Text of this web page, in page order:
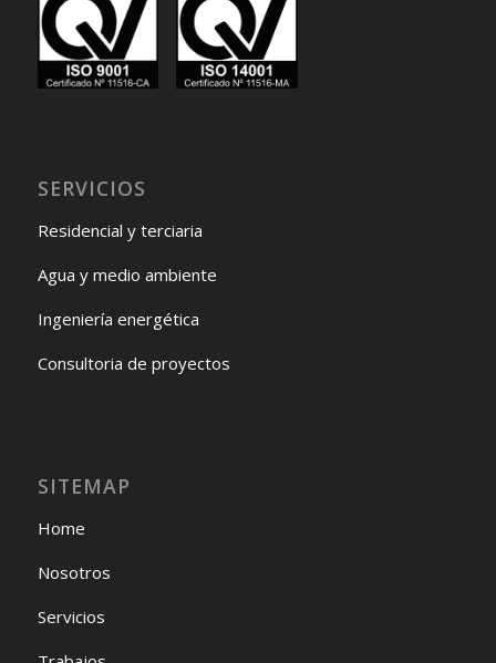
SERVICIOS
Residencial y terciaria
Agua y medio ambiente
Ingeniería energética
Consultoria de proyectos
SITEMAP
Home
Nosotros
Servicios